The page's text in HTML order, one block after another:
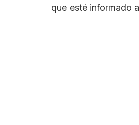
que esté informado